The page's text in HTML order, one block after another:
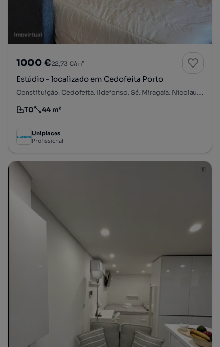
1000 €22,73 €/m²
Estúdio - localizado em Cedofeita Porto
Constituição, Cedofeita, Ildefonso, Sé, Miragaia, Nicolau, Vitória, Porto, Porto
Tipologia
T0
Preço por metro quadrado
44 m²
Uniplaces
Profissional